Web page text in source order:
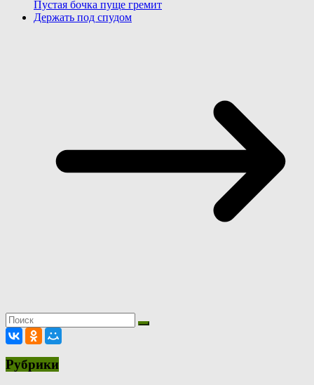
Пустая бочка пуще гремит
Держать под спудом
Рубрики